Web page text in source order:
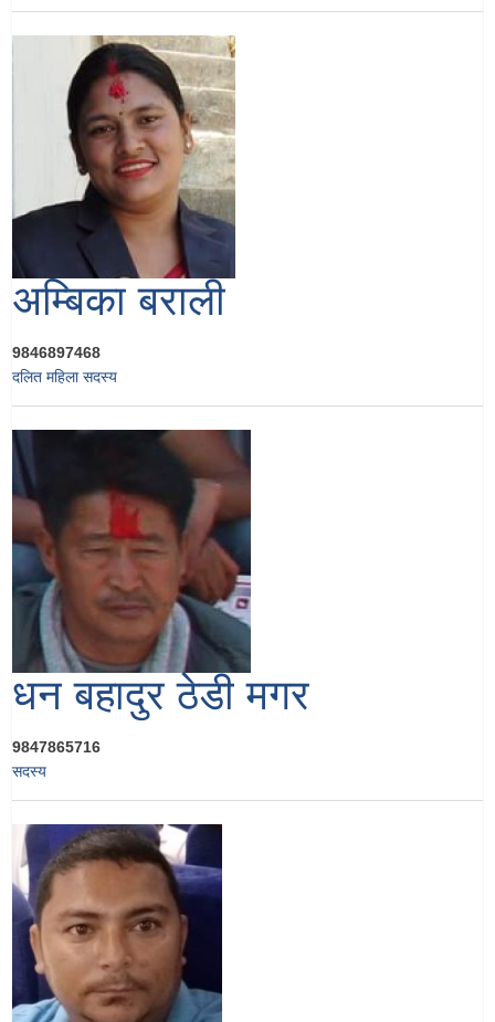
अम्बिका बराली
9846897468
दलित महिला सदस्य
धन बहादुर ठेडी मगर
9847865716
सदस्य